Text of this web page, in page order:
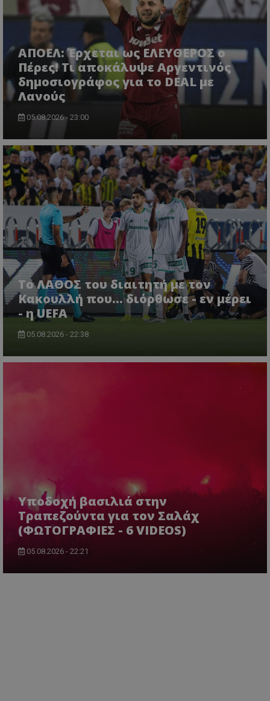
ΑΠΟΕΛ: Έρχεται ως ΕΛΕΥΘΕΡΟΣ ο
Πέρες! Τι αποκάλυψε Αργεντινός
δημοσιογράφος για το DEAL με
Λανούς
05.08.2026 - 23:00
Το ΛΑΘΟΣ του διαιτητή με τον
Κακουλλή που... διόρθωσε - εν μέρει
- η UEFA
05.08.2026 - 22:38
Υποδοχή βασιλιά στην
Τραπεζούντα για τον Σαλάχ
(ΦΩΤΟΓΡΑΦΙΕΣ - 6 VIDEOS)
05.08.2026 - 22:21